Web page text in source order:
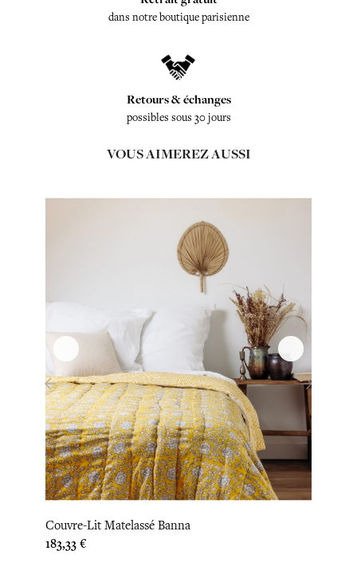
dans notre boutique parisienne
Retours & échanges
possibles sous 30 jours
VOUS AIMEREZ AUSSI
Couvre-Lit Matelassé Banna
Prix
183,33 €
‹ ›